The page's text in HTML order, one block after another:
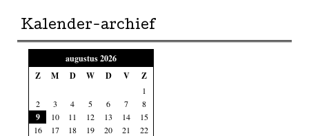
Kalender-archief
augustus 2026
Z
M D W D V Z
1
2
3 4 5 6 7 8
9 10 11 12 13 14
15
16
17 18 19 20 21
22